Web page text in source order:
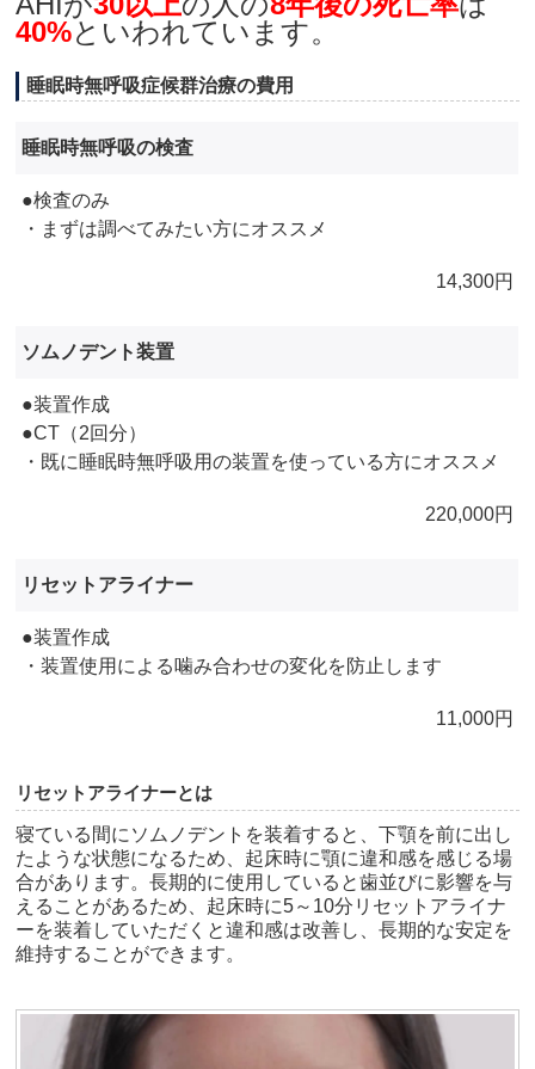
40%といわれています。
睡眠時無呼吸症候群治療の費用
睡眠時無呼吸の検査
●検査のみ
・まずは調べてみたい方にオススメ
14,300円
ソムノデント装置
●装置作成
●CT（2回分）
・既に睡眠時無呼吸用の装置を使っている方にオススメ
220,000円
リセットアライナー
●装置作成
・装置使用による噛み合わせの変化を防止します
11,000円
リセットアライナーとは
寝ている間にソムノデントを装着すると、下顎を前に出し
たような状態になるため、起床時に顎に違和感を感じる場
合があります。長期的に使用していると歯並びに影響を与
えることがあるため、起床時に5～10分リセットアライナ
ーを装着していただくと違和感は改善し、長期的な安定を
維持することができます。